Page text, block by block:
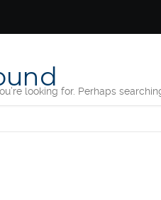
looking for. Perhaps